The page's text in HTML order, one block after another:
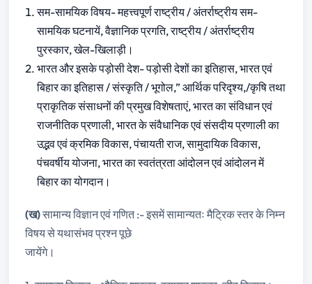
सम-सामयिक विषय- महत्त्वपूर्ण राष्ट्रीय / अंतर्राष्ट्रीय सम-
सामयिक घटनायें, वैज्ञानिक प्रगति, राष्ट्रीय / अंतर्राष्ट्रीय
पुरस्कार, खेल-खिलाड़ी।
भारत और इसके पड़ोसी देश- पड़ोसी देशों का इतिहास, भारत एवं
बिहार का इतिहास / संस्कृति / भूगोल,” आर्थिक परिदृश्य,/कृषि तथा
प्राकृतिक संसाधनों की प्रमुख विशेषताएं, भारत का संविधान एवं
राजनीतिक प्रणाली, भारत के संवैधानिक एवं संसदीय प्रणाली का
उद्भव एवं क्रमिक विकास, पंचायती राज, सामुदायिक विकास,
पंचवर्षीय योजना, भारत का स्वतंत्रता आंदोलन एवं आंदोलन में
बिहार का योगदान।
(ख)सामान्य विज्ञान एवं गणित :- इसमें सामान्यतः मैट्रिक स्तर के निम्न
विषय से यथासंभव प्रश्न पूछे
जायेंगे।